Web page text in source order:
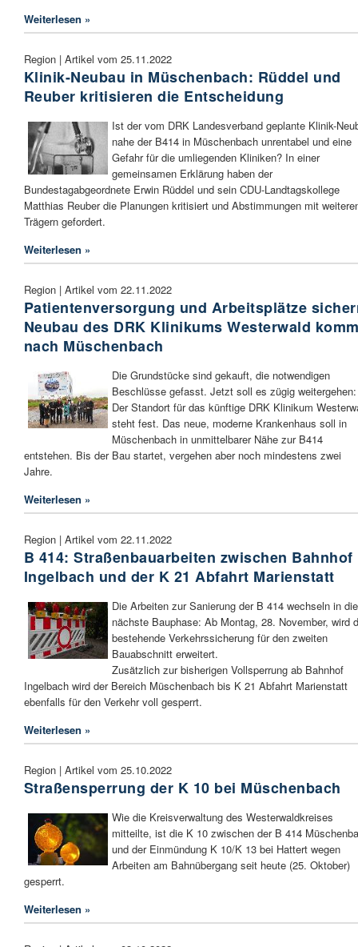
Weiterlesen »
Region | Artikel vom 25.11.2022
Klinik-Neubau in Müschenbach: Rüddel und
Reuber kritisieren die Entscheidung
Ist der vom DRK Landesverband geplante Klinik-
nahe der B414 in Müschenbach unrentabel und eine
Gefahr für die umliegenden Kliniken? In einer
gemeinsamen Erklärung haben der
Bundestagabgeordnete Erwin Rüddel und sein CDU-Landtagskollege
Matthias Reuber die Planungen kritisiert und Abstimmungen mit
Trägern gefordert.
Weiterlesen »
Region | Artikel vom 22.11.2022
Patientenversorgung und Arbeitsplätze
Neubau des DRK Klinikums Westerwald
nach Müschenbach
Die Grundstücke sind gekauft, die notwendigen
Beschlüsse gefasst. Jetzt soll es zügig weitergehen:
Der Standort für das künftige DRK Klinikum
steht fest. Das neue, moderne Krankenhaus soll in
Müschenbach in unmittelbarer Nähe zur B414
entstehen. Bis der Bau startet, vergehen aber noch mindestens zwei
Jahre.
Weiterlesen »
Region | Artikel vom 22.11.2022
B 414: Straßenbauarbeiten zwischen Bahnhof
Ingelbach und der K 21 Abfahrt Marienstatt
Die Arbeiten zur Sanierung der B 414 wechseln in die
nächste Bauphase: Ab Montag, 28. November, wird
bestehende Verkehrssicherung für den zweiten
Bauabschnitt erweitert.
Zusätzlich zur bisherigen Vollsperrung ab Bahnhof
Ingelbach wird der Bereich Müschenbach bis K 21 Abfahrt Marienstatt
ebenfalls für den Verkehr voll gesperrt.
Weiterlesen »
Region | Artikel vom 25.10.2022
Straßensperrung der K 10 bei Müschenbach
Wie die Kreisverwaltung des Westerwaldkreises
mitteilte, ist die K 10 zwischen der B 414
und der Einmündung K 10/K 13 bei Hattert wegen
Arbeiten am Bahnübergang seit heute (25. Oktober)
gesperrt.
Weiterlesen »